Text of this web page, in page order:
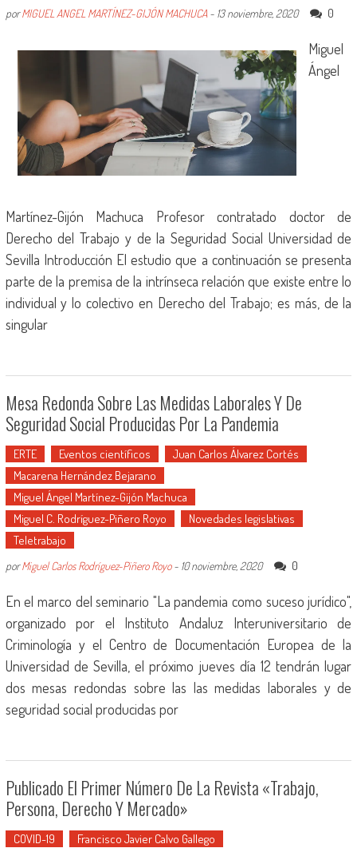
porMIGUEL ANGEL MARTÍNEZ-GIJÓN MACHUCA- 13 noviembre, 2020 0
Miguel
Ángel
Martínez-Gijón Machuca Profesor contratado doctor de
Derecho del Trabajo y de la Seguridad Social Universidad de
Sevilla Introducción El estudio que a continuación se presenta
parte de la premisa de la intrínseca relación que existe entre lo
individual y lo colectivo en Derecho del Trabajo; es más, de la
singular
Mesa Redonda Sobre Las Medidas Laborales Y De
Seguridad Social Producidas Por La Pandemia
ERTE Eventos científicos
Juan Carlos Álvarez Cortés
Macarena Hernández Bejarano
Miguel Ángel Martínez-Gijón Machuca
Miguel C. Rodríguez-Piñero Royo
Novedades legislativas
Teletrabajo
porMiguel Carlos Rodríguez-Piñero Royo- 10 noviembre, 2020 0
En el marco del seminario "La pandemia como suceso jurídico",
organizado por el Instituto Andaluz Interuniversitario de
Criminología y el Centro de Documentación Europea de la
Universidad de Sevilla, el próximo jueves día 12 tendrán lugar
dos mesas redondas sobre las las medidas laborales y de
seguridad social producidas por
Publicado El Primer Número De La Revista «Trabajo,
Persona, Derecho Y Mercado»
COVID-19 Francisco Javier Calvo Gallego